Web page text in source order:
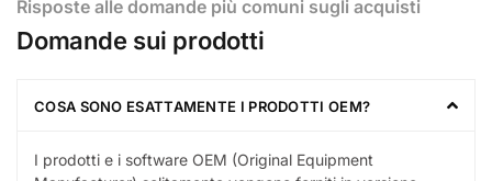
Risposte alle domande più comuni sugli acquisti
Domande sui prodotti
COSA SONO ESATTAMENTE I PRODOTTI OEM?
I prodotti e i software OEM (Original Equipment